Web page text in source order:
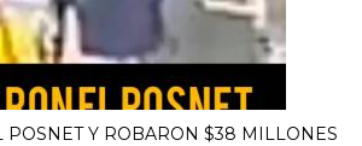
POSNET Y ROBARON $38 MILLONES